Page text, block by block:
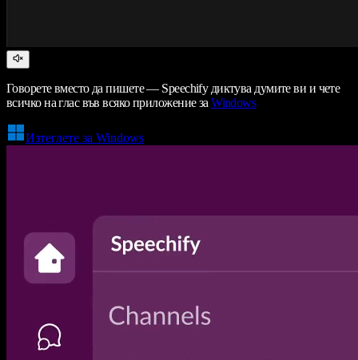
Говорете вместо да пишете — Speechify диктува думите ви и чете
всичко на глас във всяко приложение заWindows
Изтеглете за Windows